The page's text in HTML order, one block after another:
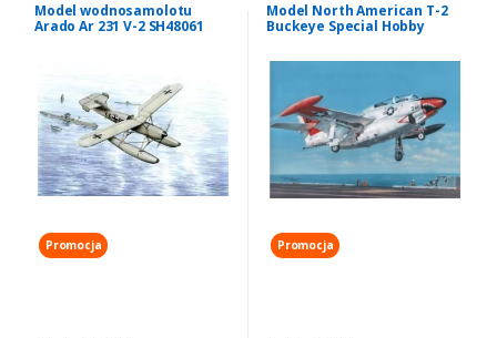
Model wodnosamolotu
Arado Ar 231 V-2 SH48061
Promocja
Model North American T-2
Buckeye Special Hobby
Promocja